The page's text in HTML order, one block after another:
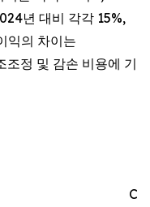
년 대비 각각 15%,
익의 차이는
정 및 감손 비용에 기